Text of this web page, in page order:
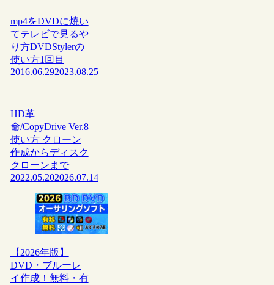
mp4をDVDに焼い
てテレビで見るや
り方DVDStylerの
使い方1回目
2016.06.292023.08.25
HD革
命/CopyDrive Ver.8
使い方 クローン
作成からディスク
クローンまで
2022.05.202026.07.14
【2026年版】
DVD・ブルーレ
イ作成！無料・有